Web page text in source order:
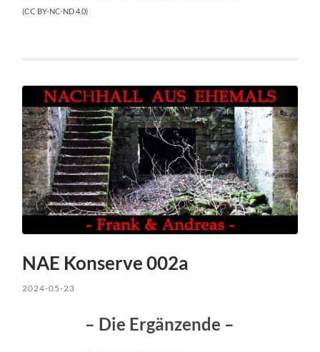
(CC BY-NC-ND 4.0)
NAE Konserve 002a
2024-05-23
– Die Ergänzende –